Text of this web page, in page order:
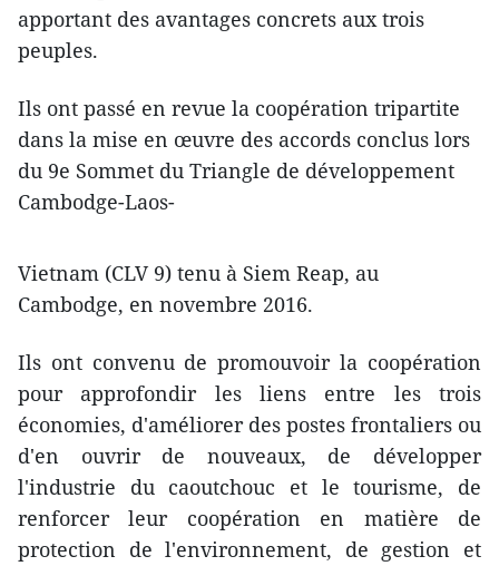
apportant des avantages ​concrets aux trois
peuples.
Ils ont passé en revue la coopération tripartite
dans la mise en œuvre ​des accords conclus lors
du 9e Sommet du Triangle de développement
Cambodge-Laos-
Vietnam (CLV 9) tenu à Siem Reap, au
Cambodge, en novembre 2016.
Ils ont convenu de promouvoir la coopération
pour approfondir les liens entre les trois
économies, d'améliorer des postes frontaliers ou
d'en ouvrir de nouveaux, de développer
l'industrie du caoutchouc et le tourisme, de
renforcer leur coopération en matière de
protection de l'environnement, de gestion et